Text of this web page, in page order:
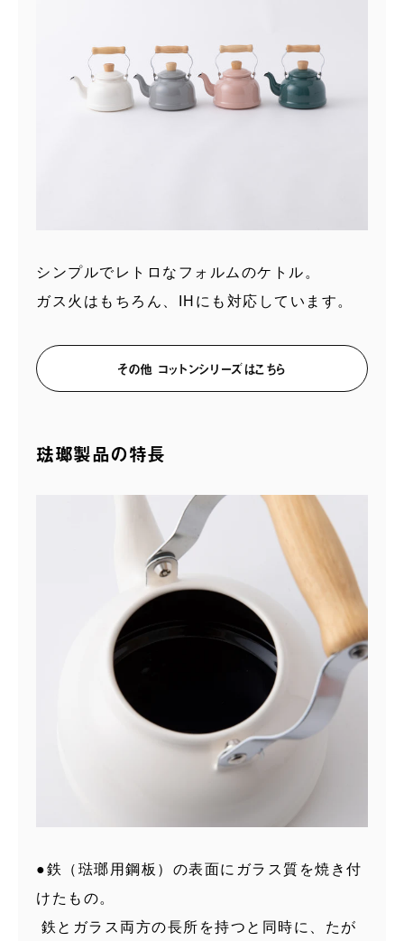
シンプルでレトロな フォルムのケトル。
ガス火はもちろん、IHにも対応しています。
その他 コットンシリーズはこちら
琺瑯製品の特長
●鉄（琺瑯用鋼板）の表面にガラス質を焼き付
けたもの。
鉄とガラス両方の長所を持つと同時に、たが